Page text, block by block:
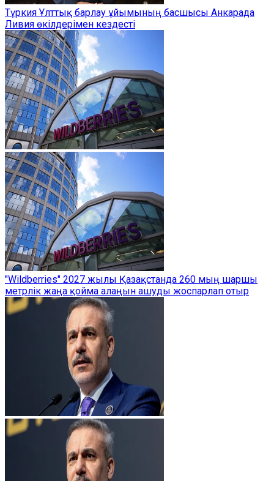
Түркия Ұлттық барлау ұйымының басшысы Анкарада
Ливия өкілдерімен кездесті
"Wildberries" 2027 жылы Қазақстанда 260 мың шаршы
метрлік жаңа қойма алаңын ашуды жоспарлап отыр